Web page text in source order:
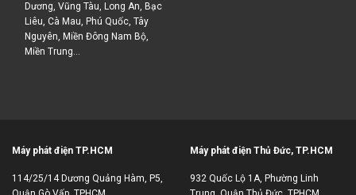
Dương, Vũng Tàu, Long An, Bạc
Liêu, Cà Mau, Phú Quốc, Tây
Nguyên, Miền Đông Nam Bộ,
Miền Trung...
Máy phát điện TP.HCM
114/25/14 Dương Quảng Hàm, P5,
Máy phát điện Thủ Đức, TP.HCM
932 Quốc Lộ 1A, Phường Linh